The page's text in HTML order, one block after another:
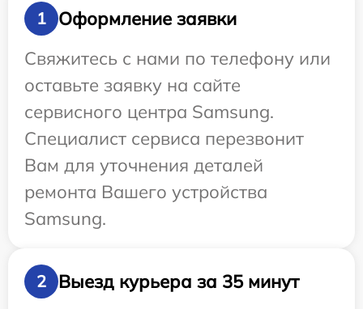
1
Оформление заявки
Свяжитесь с нами по телефону или
оставьте заявку на сайте
сервисного центра Samsung.
Специалист сервиса перезвонит
Вам для уточнения деталей
ремонта Вашего устройства
Samsung.
2
Выезд курьера за 35 минут